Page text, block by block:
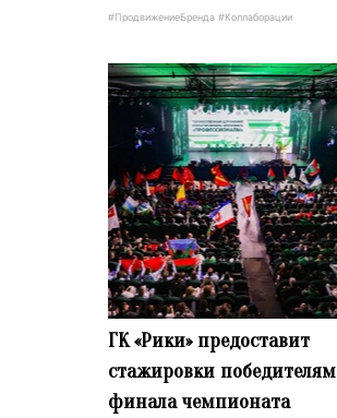
#ПродвижениеБренда #Коллаборации
ГК «Рики» предоставит
стажировки победителям
финала чемпионата